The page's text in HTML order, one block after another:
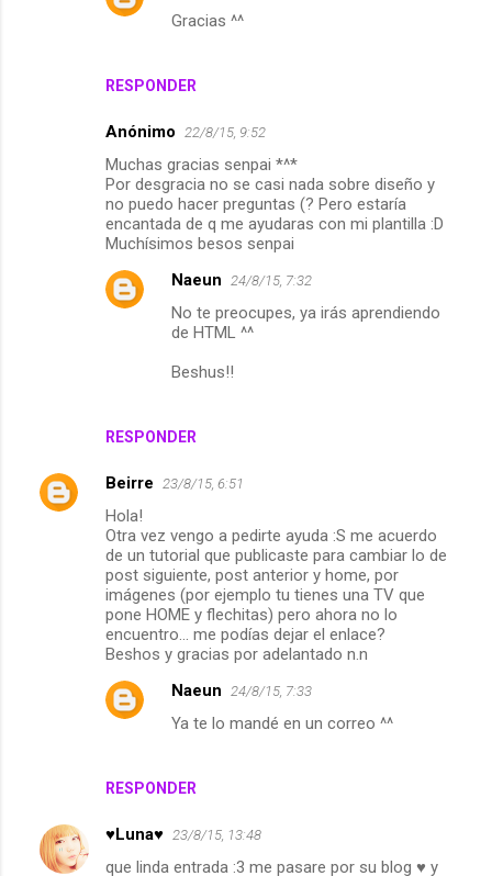
RESPONDER
Gracias ^^
Anónimo 22/8/15, 9:52
Muchas gracias senpai *^*
Por desgracia no se casi nada sobre diseño y
no puedo hacer preguntas (? Pero estaría
encantada de q me ayudaras con mi plantilla :D
Muchísimos besos senpai
RESPONDER
Naeun 24/8/15, 7:32
No te preocupes, ya irás aprendiendo
de HTML ^^
Beshus!!
Beirre 23/8/15, 6:51
Hola!
Otra vez vengo a pedirte ayuda :S me acuerdo
de un tutorial que publicaste para cambiar lo de
post siguiente, post anterior y home, por
imágenes (por ejemplo tu tienes una TV que
pone HOME y flechitas) pero ahora no lo
encuentro... me podías dejar el enlace?
Beshos y gracias por adelantado n.n
RESPONDER
Naeun 24/8/15, 7:33
Ya te lo mandé en un correo ^^
♥Luna♥ 23/8/15, 13:48
que linda entrada :3 me pasare por su blog ♥ y